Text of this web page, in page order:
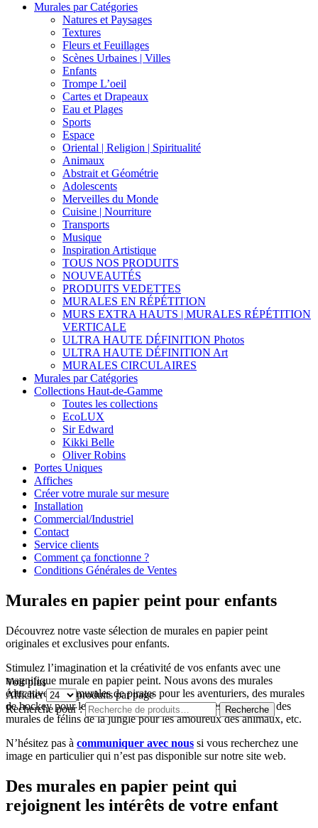
Murales par Catégories
Natures et Paysages
Textures
Fleurs et Feuillages
Scènes Urbaines | Villes
Enfants
Trompe L’oeil
Cartes et Drapeaux
Eau et Plages
Sports
Espace
Oriental | Religion | Spiritualité
Animaux
Abstrait et Géométrie
Adolescents
Merveilles du Monde
Cuisine | Nourriture
Transports
Musique
Inspiration Artistique
TOUS NOS PRODUITS
NOUVEAUTÉS
PRODUITS VEDETTES
MURALES EN RÉPÉTITION
MURS EXTRA HAUTS | MURALES RÉPÉTITION
VERTICALE
ULTRA HAUTE DÉFINITION Photos
ULTRA HAUTE DÉFINITION Art
MURALES CIRCULAIRES
Murales par Catégories
Collections Haut-de-Gamme
Toutes les collections
EcoLUX
Sir Edward
Kikki Belle
Oliver Robins
Portes Uniques
Affiches
Créer votre murale sur mesure
Installation
Commercial/Industriel
Contact
Service clients
Comment ça fonctionne ?
Conditions Générales de Ventes
Murales en papier peint pour enfants
Découvrez notre vaste sélection de murales en papier peint
originales et exclusives pour enfants.
Stimulez l’imagination et la créativité de vos enfants avec une
magnifique murale en papier peint. Nous avons des murales
éducatives, des murales de pirates pour les aventuriers, des murales
de hockey pour les sportifs, des murales pour les princesses, des
murales de félins de la jungle pour les amoureux des animaux, etc.
N’hésitez pas à communiquer avec nous si vous recherchez une
image en particulier qui n’est pas disponible sur notre site web.
Des murales en papier peint qui
rejoignent les intérêts de votre enfant
Voir plus
Afficher
produits par page
Recherche pour :
Recherche